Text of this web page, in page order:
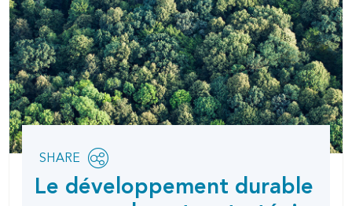
Le développement durable
Share
page
SHARE
OPEN
SOCIAL
SHARING